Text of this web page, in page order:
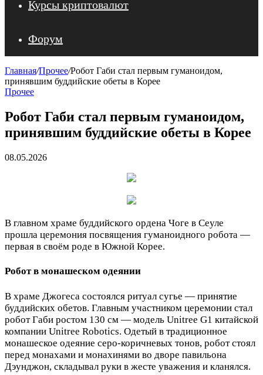
Курсы криптовалют
Форум
Главная/Прочее/Робот Габи стал первым гуманоидом,
принявшим буддийские обеты в Корее
Прочее
Робот Габи стал первым гуманоидом,
принявшим буддийские обеты в Корее
08.05.2026
В главном храме буддийского ордена Чоге в Сеуле
прошла церемония посвящения гуманоидного робота —
первая в своём роде в Южной Корее.
Робот в монашеском одеянии
В храме Джогеса состоялся ритуал сугье — принятие
буддийских обетов. Главным участником церемонии стал
робот Габи ростом 130 см — модель Unitree G1 китайской
компании Unitree Robotics. Одетый в традиционное
монашеское одеяние серо-коричневых тонов, робот стоял
перед монахами и монахинями во дворе павильона
Дэунджон, складывал руки в жесте уважения и кланялся.